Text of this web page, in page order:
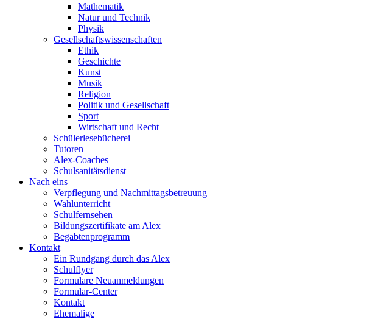
Mathematik
Natur und Technik
Physik
Gesellschaftswissenschaften
Ethik
Geschichte
Kunst
Musik
Religion
Politik und Gesellschaft
Sport
Wirtschaft und Recht
Schülerlesebücherei
Tutoren
Alex-Coaches
Schulsanitätsdienst
Nach eins
Verpflegung und Nachmittagsbetreuung
Wahlunterricht
Schulfernsehen
Bildungszertifikate am Alex
Begabtenprogramm
Kontakt
Ein Rundgang durch das Alex
Schulflyer
Formulare Neuanmeldungen
Formular-Center
Kontakt
Ehemalige